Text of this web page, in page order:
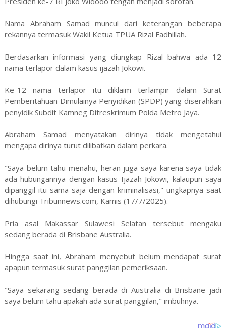
Nama Abraham Samad muncul dari keterangan beberapa
rekannya termasuk Wakil Ketua TPUA Rizal Fadhillah.
Berdasarkan informasi yang diungkap Rizal bahwa ada 12
nama terlapor dalam kasus ijazah Jokowi.
Ke-12 nama terlapor itu diklaim terlampir dalam Surat
Pemberitahuan Dimulainya Penyidikan (SPDP) yang diserahkan
penyidik Subdit Kamneg Ditreskrimum Polda Metro Jaya.
Abraham Samad menyatakan dirinya tidak mengetahui
mengapa dirinya turut dilibatkan dalam perkara.
"Saya belum tahu-menahu, heran juga saya karena saya tidak
ada hubungannya dengan kasus Ijazah Jokowi, kalaupun saya
dipanggil itu sama saja dengan kriminalisasi," ungkapnya saat
dihubungi Tribunnews.com, Kamis (17/7/2025).
Pria asal Makassar Sulawesi Selatan tersebut mengaku
sedang berada di Brisbane Australia.
Hingga saat ini, Abraham menyebut belum mendapat surat
apapun termasuk surat panggilan pemeriksaan.
"Saya sekarang sedang berada di Australia di Brisbane jadi
saya belum tahu apakah ada surat panggilan," imbuhnya.